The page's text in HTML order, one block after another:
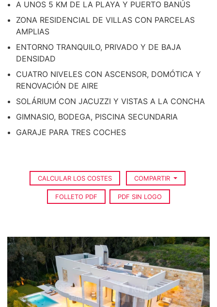
A UNOS 5 KM DE LA PLAYA Y PUERTO BANÚS
ZONA RESIDENCIAL DE VILLAS CON PARCELAS
AMPLIAS
ENTORNO TRANQUILO, PRIVADO Y DE BAJA
DENSIDAD
CUATRO NIVELES CON ASCENSOR, DOMÓTICA Y
RENOVACIÓN DE AIRE
SOLÁRIUM CON JACUZZI Y VISTAS A LA CONCHA
GIMNASIO, BODEGA, PISCINA SECUNDARIA
GARAJE PARA TRES COCHES
CALCULAR LOS COSTES COMPARTIR
FOLLETO PDF PDF SIN LOGO